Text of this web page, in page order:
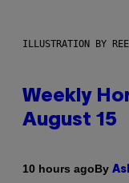
ILLUSTRATION BY
Weekly
August 15
10 hours agoBy